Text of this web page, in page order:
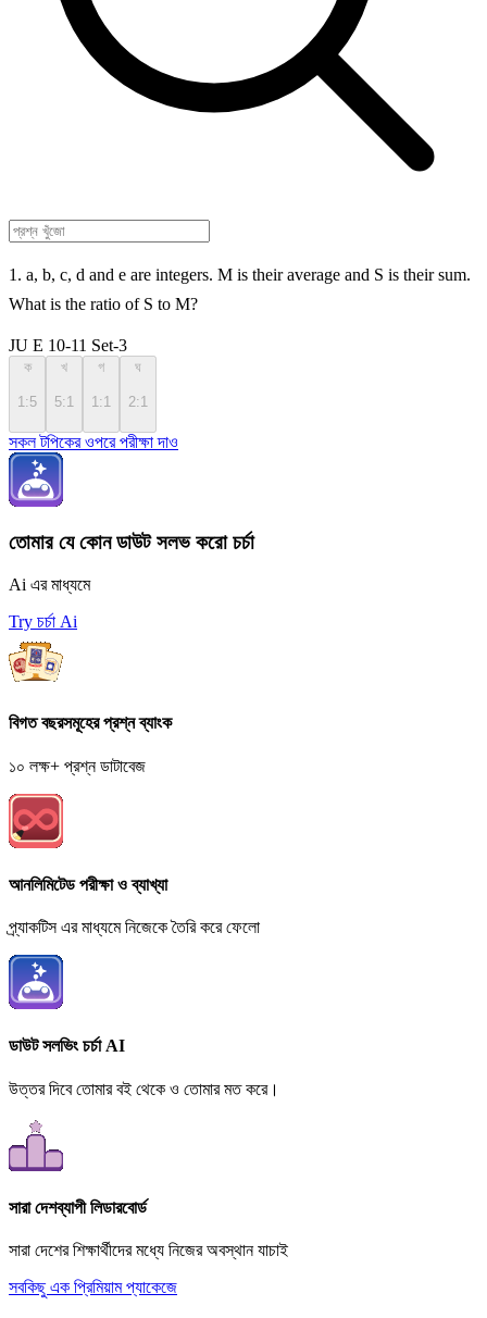
1. a, b, c, d and e are integers. M is their average and S is their sum.
What is the ratio of S to M?
JU E 10-11 Set-3
ক
1:5
খ
5:1
গ
1:1
ঘ
2:1
সকল টপিকের ওপরে পরীক্ষা দাও
তোমার যে কোন ডাউট সলভ করো চর্চা
Ai এর মাধ্যমে
Try চর্চা Ai
বিগত বছরসমূহের প্রশ্ন ব্যাংক
১০ লক্ষ+ প্রশ্ন ডাটাবেজ
আনলিমিটেড পরীক্ষা ও ব্যাখ্যা
প্র্যাকটিস এর মাধ্যমে নিজেকে তৈরি করে ফেলো
ডাউট সলভিং চর্চা AI
উত্তর দিবে তোমার বই থেকে ও তোমার মত করে।
সারা দেশব্যাপী লিডারবোর্ড
সারা দেশের শিক্ষার্থীদের মধ্যে নিজের অবস্থান যাচাই
সবকিছু এক প্রিমিয়াম প্যাকেজে